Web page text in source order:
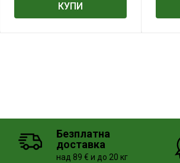
КУПИ
Безплатна
доставка
над 89 € и до 20 кг